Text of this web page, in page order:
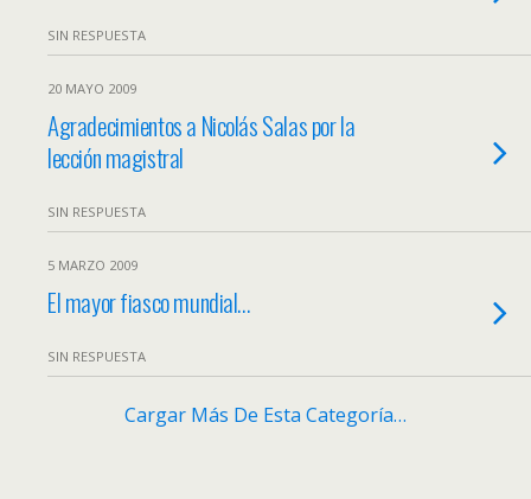
SIN RESPUESTA
20 MAYO 2009
Agradecimientos a Nicolás Salas por la
lección magistral
SIN RESPUESTA
5 MARZO 2009
El mayor fiasco mundial…
SIN RESPUESTA
Cargar Más De Esta Categoría…